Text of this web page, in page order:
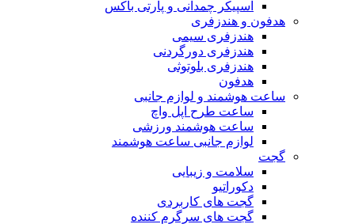
اسپیکر چمدانی و پارتی باکس
هدفون و هندزفری
هندزفری سیمی
هندزفری دورگردنی
هندزفری بلوتوثی
هدفون
ساعت هوشمند و لوازم جانبی
ساعت طرح اپل واچ
ساعت هوشمند ورزشی
لوازم جانبی ساعت هوشمند
گجت
سلامت و زیبایی
دکوراتیو
گجت های کاربردی
گجت های سرگرم کننده